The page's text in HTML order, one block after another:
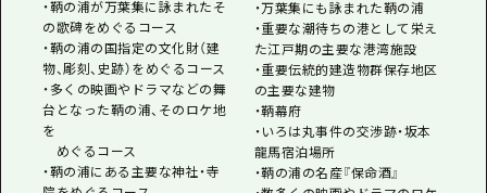
・鞆の浦が万葉集に詠まれたそ
の歌碑をめぐるコース
・鞆の浦の国指定の文化財（建
物、彫刻、史跡）をめぐるコース
・多くの映画やドラマなどの舞
台となった鞆の浦、そのロケ地
を
めぐるコース
・鞆の浦にある主要な神社・寺
・万葉集にも詠まれた鞆の浦
・重要な潮待ちの港として栄え
た江戸期の主要な港湾施設
・重要伝統的建造物群保存地区
の主要な建物
・鞆幕府
・いろは丸事件の交渉跡・坂本
龍馬宿泊場所
・鞆の浦の名産『保命酒』